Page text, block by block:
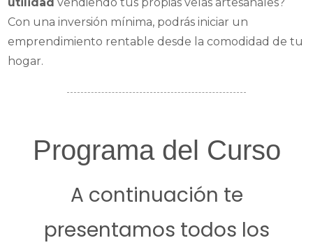
utilidad vendiendo tus propias velas artesanales?
Con una inversión mínima, podrás iniciar un
emprendimiento rentable desde la comodidad de tu
hogar.
Programa del Curso
A continuación te
presentamos todos los